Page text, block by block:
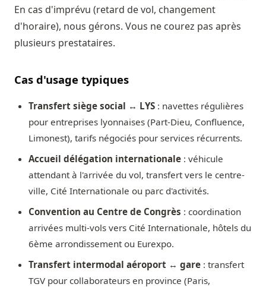
En cas d'imprévu (retard de vol, changement
d'horaire), nous gérons. Vous ne courez pas après
plusieurs prestataires.
Cas d'usage typiques
Transfert siège social ↔ LYS : navettes régulières
pour entreprises lyonnaises (Part-Dieu, Confluence,
Limonest), tarifs négociés pour services récurrents.
Accueil délégation internationale : véhicule
attendant à l'arrivée du vol, transfert vers le centre-
ville, Cité Internationale ou parc d'activités.
Convention au Centre de Congrès : coordination
arrivées multi-vols vers Cité Internationale, hôtels du
6ème arrondissement ou Eurexpo.
Transfert intermodal aéroport ↔ gare : transfert
TGV pour collaborateurs en province (Paris,